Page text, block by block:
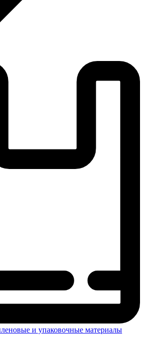
и упаковочные материалы